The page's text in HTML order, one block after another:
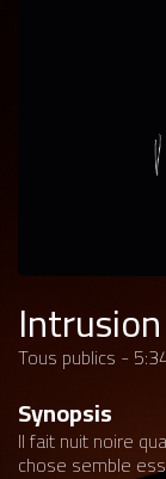
Intrusion
Tous publics -
Synopsis
Il fait nuit noire
chose semble